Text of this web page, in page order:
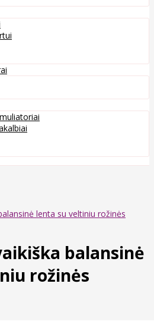
lenta su veltiniu rožinės
balansinė
rožinės